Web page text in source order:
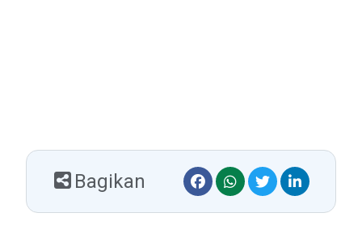
Bagikan